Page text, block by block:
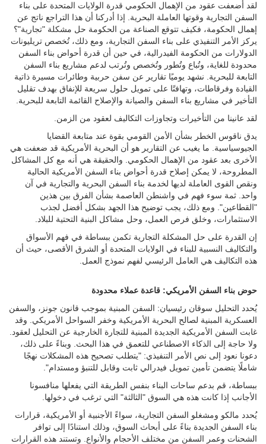
لقد أضعفت عقود من الإهمال الحكومي قدرة الولايات المتحدة على بناء
السفن التجارية وقوتها العاملة البحرية. إذا أدركنا أن هذا التراجع ناتج عن
إهمال الحكومة، فكيف تتوقع الصناعة من الحكومة حل مشكلة "تجارية"؟
يركز الأمر التنفيذي على بناء السفن التجارية، ومع ذلك، تُخصص تريليونات
الدولارات من الحكومة الفيدرالية، في حين أن قدرة أحواض بناء السفن
محدودة للغاية، وتُباع وتُطور وتُخصص وتُرتب لدعم مشاريع بناء السفن
التابعة للبحرية. نشهد يوميًا تقارير عن سفن حربية وطائرات مسيرة ذاتية
القيادة وفرقاطات، وتهافتًا على تمويل حلول سريعة للإنفاق بهدف تقليل
التأخير في مشاريع بناء السفن والصيانة والإصلاح القائمة التابعة للبحرية.
لقد عانينا من التأخيرات وتجاوزات التكاليف لعقود من الزمن.
يدق ناقوس الخطر بشأن الأمن القومي بقوة عند متابعة القضايا
الجيوسياسية. ما يغيب عن التقارير هو أن البحرية الأمريكية قد ضعفت هي
الأخرى بعد عقود من الإهمال الحكومي. والحقيقة هي أنه مع كل المشاكل
المطروحة، لا يمكن إصلاح قدرة أحواض بناء السفن الأمريكية الحالية
ونقص القوى العاملة لديها لخدمة بناء السفن البحرية والتجارية في آن
واحد. ثمة سوء فهم في واشنطن العاصمة بشأن الفرق بين هذين
"القطاعين". ومع ذلك، يجب توضيح هذا الجهد بشكل أفضل لجذب
الاستثمارات، وخلق فرص العمل، وحل مشاكل البنية التحتية للبلاد.
إن القدرة على حل المشكلة التجارية تكمن ببساطة في فهم الأسواق
والتكاليف النسبية للبناء في الولايات المتحدة أو الشرق الأقصى، حيث أن
هذه التكاليف هي العامل الرئيسي لفهم نموذج العمل.
حوض بناء السفن الأمريكي: قاعدة عملاء محدودة
يُحدد التحليل سوقان رئيسيان: السفن المبنية بموجب قانون جونز، والسفن
العسكرية المبنية لصالح البحرية الأمريكية وخفر السواحل الأمريكي. وقد
غابت السفن الأمريكية الجديدة المبنية للتجارة الخارجية عن التحليل لعقود.
ولا حاجة إلى الذكاء الاصطناعي للتعمق في هذا البحث. وبناءً على ذلك،
دعونا نعود إلى نص الأمر التنفيذي: "يتطلب تصحيح هذه المشكلات نهجًا
شاملًا يتضمن تأمين تمويل فيدرالي ثابت وقابل للتنبؤ ومستدام".
ببساطة، قم بدعم ساحات البناء بنفس الطريقة التي يفعلها منافسونا
الأجانب إذا كانت هذه هي السوق "الثالثة" التي ترغب في دخولها.
يُحدد مالكو ومشغلو السفن التجارية، سواءً الأجنبية أو الأمريكية، قرارات
بناء السفن الجديدة بناءً على أبحاث السوق، وذلك استنادًا إلى توافر
الشحنات وعمر السفن من مختلف الأحجام والأنواع. وتستند هذه القرارات